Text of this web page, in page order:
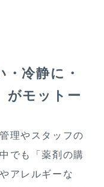
・冷静に・
がモットー
理やスタッフの
でも「薬剤の購
アレルギーな